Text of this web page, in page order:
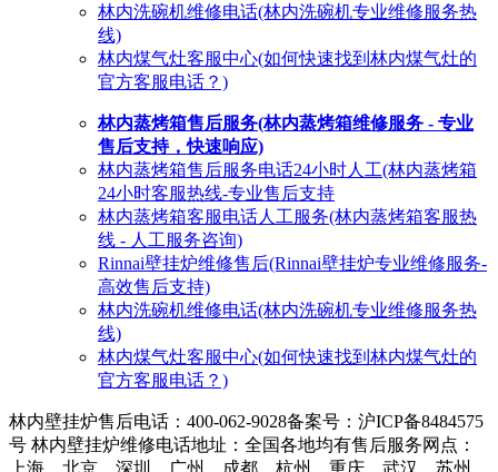
林内洗碗机维修电话(林内洗碗机专业维修服务热
线)
林内煤气灶客服中心(如何快速找到林内煤气灶的
官方客服电话？)
林内蒸烤箱售后服务(林内蒸烤箱维修服务 - 专业
售后支持，快速响应)
林内蒸烤箱售后服务电话24小时人工(林内蒸烤箱
24小时客服热线-专业售后支持
林内蒸烤箱客服电话人工服务(林内蒸烤箱客服热
线 - 人工服务咨询)
Rinnai壁挂炉维修售后(Rinnai壁挂炉专业维修服务-
高效售后支持)
林内洗碗机维修电话(林内洗碗机专业维修服务热
线)
林内煤气灶客服中心(如何快速找到林内煤气灶的
官方客服电话？)
林内壁挂炉售后电话：400-062-9028备案号：沪ICP备8484575
号 林内壁挂炉维修电话地址：全国各地均有售后服务网点：
上海、北京、深圳、广州、成都、杭州、重庆、武汉、苏州